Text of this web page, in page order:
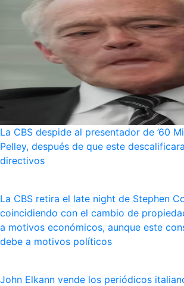
La CBS despide al presentador de ’60
Pelley, después de que este
directivos
La CBS retira el late night de Stephen
coincidiendo con el cambio de
a motivos económicos, aunque este
debe a motivos políticos
John Elkann vende los periódicos